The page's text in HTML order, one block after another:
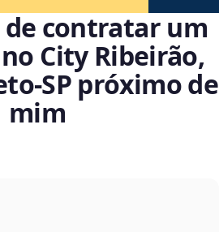
contratar um
City Ribeirão,
próximo de
mim